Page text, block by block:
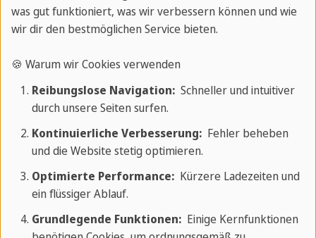
Warum lohnen sich Latein-Sprachreisen
nach Deutschland?
Mit Sprachreisen nach Deutschland lernst du nicht
nur Latein, sondern kannst dich auch in
entspannter Atmosphäre erholen. Wandel auf den
Spuren des Alten Römischen Reiches oder kehre in
die Gemütlichkeit einer heutigen Weinstube ein.
Sprachreisen nach Deutschland zahlen sich also
gleich doppelt aus! Erlebe ein Land mit
was gut funktioniert, was wir verbessern können und wie
wir dir den bestmöglichen Service bieten.
🍪 Warum wir Cookies verwenden
Reibungslose Navigation:Schneller und intuitiver
durch unsere Seiten surfen.
Kontinuierliche Verbesserung:Fehler beheben
und die Website stetig optimieren.
Optimierte Performance:Kürzere Ladezeiten und
ein flüssiger Ablauf.
Grundlegende Funktionen:Einige Kernfunktionen